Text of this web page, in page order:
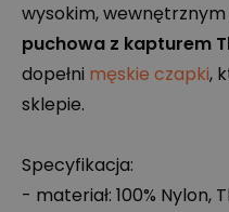
wysokim, wewnętrznym
puchowa z kapturem
dopełni męskie czapki,
sklepie.
Specyfikacja:
- materiał: 100% Nylon,